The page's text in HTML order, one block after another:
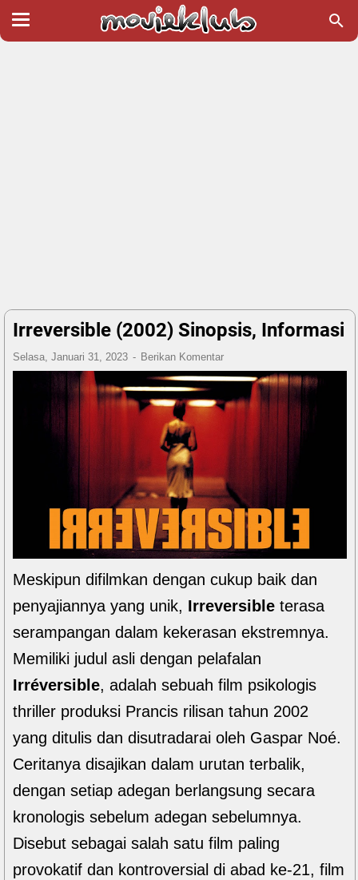
Irreversible (2002) Sinopsis, Informasi
Selasa, Januari 31, 2023 Berikan Komentar
Meskipun difilmkan dengan cukup baik dan
penyajiannya yang unik, Irreversible terasa
serampangan dalam kekerasan ekstremnya.
Memiliki judul asli dengan pelafalan
Irréversible, adalah sebuah film psikologis
thriller produksi Prancis rilisan tahun 2002
yang ditulis dan disutradarai oleh Gaspar Noé.
Ceritanya disajikan dalam urutan terbalik,
dengan setiap adegan berlangsung secara
kronologis sebelum adegan sebelumnya.
Disebut sebagai salah satu film paling
provokatif dan kontroversial di abad ke-21, film